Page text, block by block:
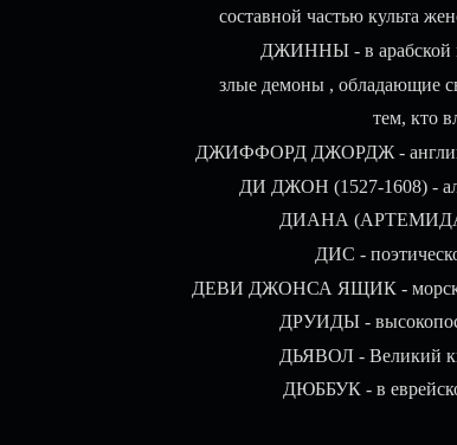
составной частью культа
ДЖИННЫ - в арабской
злые демоны , обладающие
тем, кто
ДЖИФФОРД ДЖОРДЖ -
ДИ ДЖОН (1527-1608) -
ДИАНА (АРТЕМИДА)
ДИС -
ДЕВИ ДЖОНСА ЯЩИК - морское
ДРУИДЫ -
ДЬЯВОЛ - Великий
ДЮББУК - в